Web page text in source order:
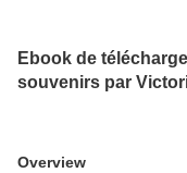
Ebook de
souvenirs par
Overview